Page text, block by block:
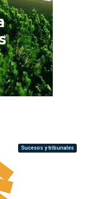
Sucesos y tribunales